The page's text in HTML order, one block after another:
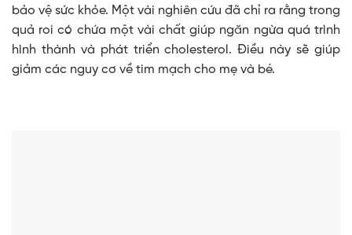
bảo vệ sức khỏe. Một vài nghiên cứu đã chỉ ra rằng trong
quả roi có chứa một vài chất giúp ngăn ngừa quá trình
hình thành và phát triển cholesterol. Điều này sẽ giúp
giảm các nguy cơ về tim mạch cho mẹ và bé.